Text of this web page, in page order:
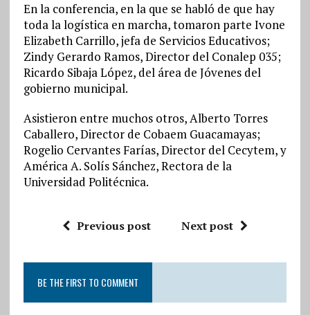
En la conferencia, en la que se habló de que hay
toda la logística en marcha, tomaron parte Ivone
Elizabeth Carrillo, jefa de Servicios Educativos;
Zindy Gerardo Ramos, Director del Conalep 035;
Ricardo Sibaja López, del área de Jóvenes del
gobierno municipal.
Asistieron entre muchos otros, Alberto Torres
Caballero, Director de Cobaem Guacamayas;
Rogelio Cervantes Farías, Director del Cecytem, y
América A. Solís Sánchez, Rectora de la
Universidad Politécnica.
Previous post Next post
BE THE FIRST TO COMMENT